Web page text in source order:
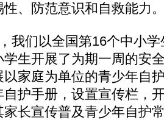
、防范意识和自救能力
们以全国第16个中小学
生开展了为期一周的安
家庭为单位的青少年自
护手册，设置宣传栏，
长宣传普及青少年自护